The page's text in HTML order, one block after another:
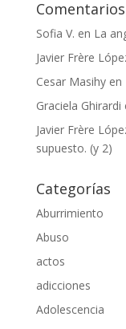
Sofia V. en La
Javier Frère
Cesar Masihyen
Graciela Ghirardi
Javier Frère
supuesto. (y 2)
Categorías
Aburrimiento
Abuso
actos
adicciones
Adolescencia